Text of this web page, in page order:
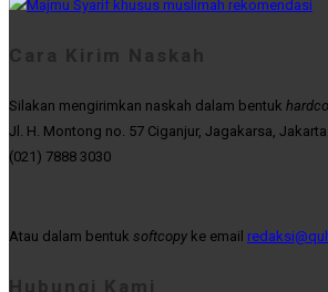
Cara Kirim Naskah
Silakan mengirimkan naskah dalam bentuk
Jl. H. Montong no. 57 Ciganjur, Jagakarsa,
(021) 7888 3030
Atau dalam bentuk softcopy ke email
Hubungi Kami